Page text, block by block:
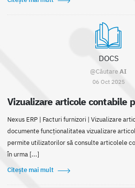
DOCS
@CăutareAI
06 Oct 2025
Vizualizare articole contabile
Nexus ERP | Facturi furnizori | Vizualizare
documente funcționalitatea vizualizare
permite utilizatorilor să consulte articolele
în urma [...]
Citește mai mult